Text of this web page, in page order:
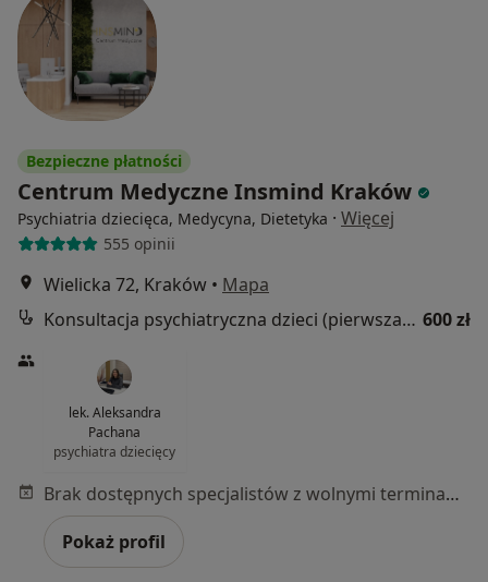
Bezpieczne płatności
Centrum Medyczne Insmind Kraków
Psychiatria dziecięca, Medycyna, Dietetyka · Więcej
555 opinii
Wielicka 72, Kraków • Mapa
Konsultacja psychiatryczna dzieci (pierwsza wizyta) 600 zł
lek. Aleksandra
Pachana
psychiatra dziecięcy
Brak dostępnych specjalistów z wolnymi terminami w tym centrum medycznym.
Pokaż profil